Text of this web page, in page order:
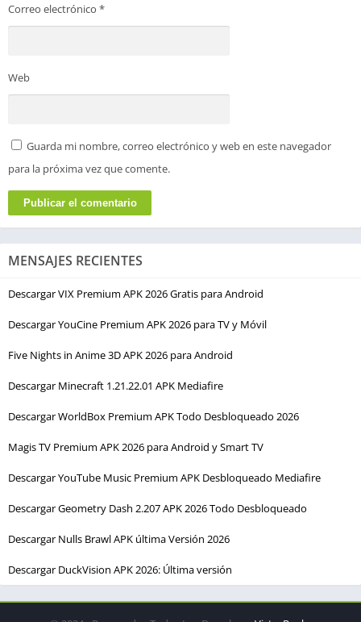
Correo electrónico *
Web
Guarda mi nombre, correo electrónico y web en este navegador
para la próxima vez que comente.
MENSAJES RECIENTES
Descargar VIX Premium APK 2026 Gratis para Android
Descargar YouCine Premium APK 2026 para TV y Móvil
Five Nights in Anime 3D APK 2026 para Android
Descargar Minecraft 1.21.22.01 APK Mediafire
Descargar WorldBox Premium APK Todo Desbloqueado 2026
Magis TV Premium APK 2026 para Android y Smart TV
Descargar YouTube Music Premium APK Desbloqueado Mediafire
Descargar Geometry Dash 2.207 APK 2026 Todo Desbloqueado
Descargar Nulls Brawl APK última Versión 2026
Descargar DuckVision APK 2026: Última versión